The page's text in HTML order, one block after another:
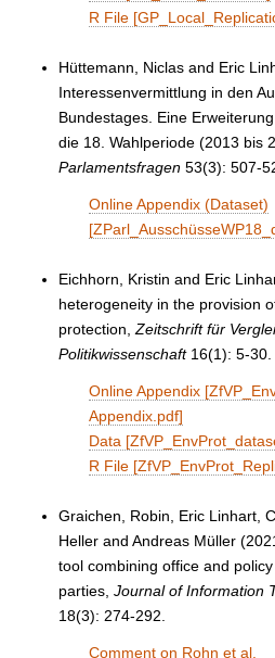
R File
Hüttemann, Niclas and Eric
Interessenvermittlung in den
Bundestages. Eine
die 18. Wahlperiode (2013 bis
Parlamentsfragen 53(3): 507-
Online Appendix (Dataset)
Eichhorn, Kristin and Eric
heterogeneity in the provision
protection, Zeitschrift für
Politikwissenschaft16(1): 5-30.
Online Appendix
Appendix.pdf]
Data
R File
Graichen, Robin, Eric Linhart,
Heller and Andreas Müller
tool combining office and
parties, Journal of Information
18(3): 274-292.
Comment on Rohn et al.